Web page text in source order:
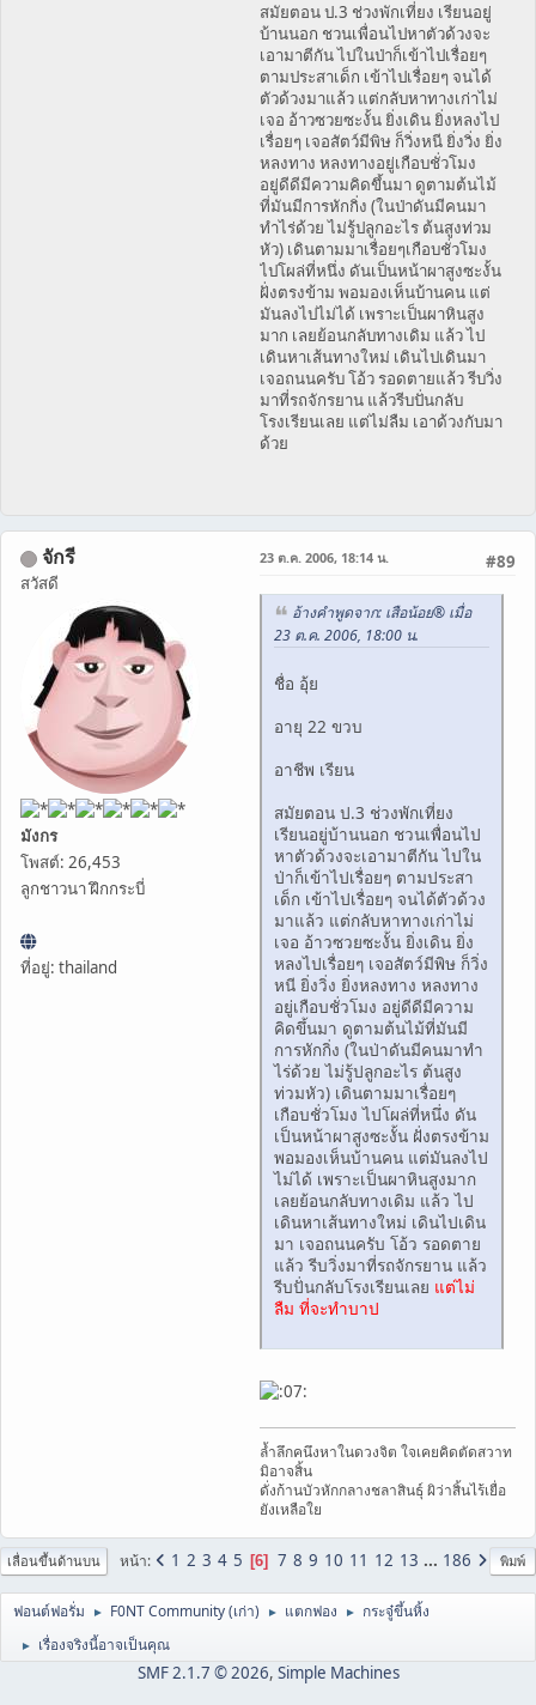
สมัยตอน ป.3 ช่วงพักเที่ยง เรียนอยู่
บ้านนอก ชวนเพื่อนไปหาตัวด้วงจะ
เอามาตีกัน ไปในป่าก็เข้าไปเรื่อยๆ
ตามประสาเด็ก เข้าไปเรื่อยๆ จนได้
ตัวด้วงมาแล้ว แต่กลับหาทางเก่าไม่
เจอ อ้าวซวยซะงั้น ยิ่งเดิน ยิ่งหลงไป
เรื่อยๆ เจอสัตว์มีพิษ ก็วิ่งหนี ยิ่งวิ่ง ยิ่ง
หลงทาง หลงทางอยู่เกือบชั่วโมง
อยู่ดีดีมีความคิดขึ้นมา ดูตามต้นไม้
ที่มันมีการหักกิ่ง (ในป่าดันมีคนมา
ทำไร่ด้วย ไม่รู้ปลูกอะไร ต้นสูงท่วม
หัว) เดินตามมาเรื่อยๆเกือบชั่วโมง
ไปโผล่ที่หนึ่ง ดันเป็นหน้าผาสูงซะงั้น
ฝั่งตรงข้าม พอมองเห็นบ้านคน แต่
มันลงไปไม่ได้ เพราะเป็นผาหินสูง
มาก เลยย้อนกลับทางเดิม แล้ว ไป
เดินหาเส้นทางใหม่ เดินไปเดินมา
เจอถนนครับ โอ้ว รอดตายแล้ว รีบวิ่ง
มาที่รถจักรยาน แล้วรีบปั่นกลับ
โรงเรียนเลย แต่ไม่ลืม เอาด้วงกับมา
ด้วย
จักรี
สวัสดี
มังกร
โพสต์: 26,453
ลูกชาวนา ฝึกกระบี่
ที่อยู่: thailand
#89
23 ต.ค. 2006, 18:14 น.
อ้างคำพูดจาก: เสือน้อย® เมื่อ
23 ต.ค. 2006, 18:00 น.
ชื่อ อุ้ย
อายุ 22 ขวบ
อาชีพ เรียน
สมัยตอน ป.3 ช่วงพักเที่ยง
เรียนอยู่บ้านนอก ชวนเพื่อนไป
หาตัวด้วงจะเอามาตีกัน ไปใน
ป่าก็เข้าไปเรื่อยๆ ตามประสา
เด็ก เข้าไปเรื่อยๆ จนได้ตัวด้วง
มาแล้ว แต่กลับหาทางเก่าไม่
เจอ อ้าวซวยซะงั้น ยิ่งเดิน ยิ่ง
หลงไปเรื่อยๆ เจอสัตว์มีพิษ ก็วิ่ง
หนี ยิ่งวิ่ง ยิ่งหลงทาง หลงทาง
อยู่เกือบชั่วโมง อยู่ดีดีมีความ
คิดขึ้นมา ดูตามต้นไม้ที่มันมี
การหักกิ่ง (ในป่าดันมีคนมาทำ
ไร่ด้วย ไม่รู้ปลูกอะไร ต้นสูง
ท่วมหัว) เดินตามมาเรื่อยๆ
เกือบชั่วโมง ไปโผล่ที่หนึ่ง ดัน
เป็นหน้าผาสูงซะงั้น ฝั่งตรงข้าม
พอมองเห็นบ้านคน แต่มันลงไป
ไม่ได้ เพราะเป็นผาหินสูงมาก
เลยย้อนกลับทางเดิม แล้ว ไป
เดินหาเส้นทางใหม่ เดินไปเดิน
มา เจอถนนครับ โอ้ว รอดตาย
แล้ว รีบวิ่งมาที่รถจักรยาน แล้ว
รีบปั่นกลับโรงเรียนเลย แต่ไม่
ลืม ที่จะทำบาป
ล้ำลึกคนึงหาในดวงจิต ใจเคยคิดตัดสวาท
มิอาจสิ้น
ดั่งก้านบัวหักกลางชลาสินธุ์ ผิว่าสิ้นไร้เยื่อ
ยังเหลือใย
พิมพ์
เลื่อนขึ้นด้านบน หน้า 1 2 3 4 5 6 7 8 9 10 11 12 13 ... 186
ฟอนต์ฟอรั่ม ► F0NT Community (เก่า) ► แตกฟอง ► กระจู๋ขึ้นหิ้ง
► เรื่องจริงนี้อาจเป็นคุณ
SMF 2.1.7 © 2026, Simple Machines